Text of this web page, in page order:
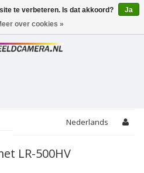
Nederlands
LR-500HV
te verbeteren. Is dat akkoord?
Ja
over cookies »